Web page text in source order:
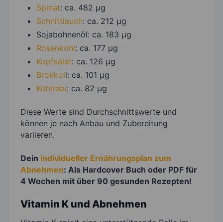
Spinat: ca. 482 µg
Schnittlauch: ca. 212 µg
Sojabohnenöl: ca. 183 µg
Rosenkohl: ca. 177 µg
Kopfsalat: ca. 126 µg
Brokkoli: ca. 101 µg
Kohlrabi: ca. 82 µg
Diese Werte sind Durchschnittswerte und
können je nach Anbau und Zubereitung
variieren.
Dein individueller Ernährungsplan zum
Abnehmen: Als Hardcover Buch oder PDF für
4 Wochen mit über 90 gesunden Rezepten!
Vitamin K und Abnehmen